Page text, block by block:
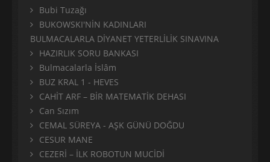
Bubi Tuzağı
BUKOWSKI'NİN KADINLARI
BULMACALARLA DİYANET YETERLİLİK SINAVINA
HAZIRLIK SORU BANKASI
Bulmacalarla İslâm
BUZ KRAL 1 - HEVES
CAHİT ARF – BİR MATEMATİK DEHASI
Can Sızım
CEMAL SÜREYA - AŞK GÜNÜ DOĞDU
CESUR MANE
CEZERİ – İLK ROBOTUN MUCİDİ